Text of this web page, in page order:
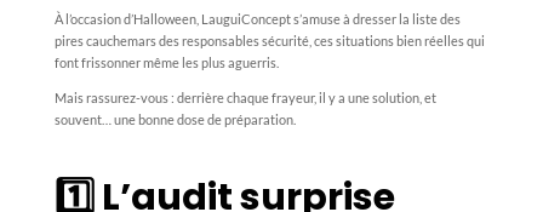
À l’occasion d’Halloween, LauguiConcept s’amuse à dresser la liste des
pires cauchemars des responsables sécurité, ces situations bien réelles qui
font frissonner même les plus aguerris.
Mais rassurez-vous : derrière chaque frayeur, il y a une solution, et
souvent… une bonne dose de préparation.
1️⃣ L’audit surprise